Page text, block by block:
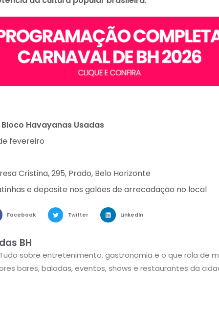
Havayanas Usadas
fevereiro
Cristina, 295, Prado, Belo Horizonte
e deposite nos galões de arrecadação no local
Facebook Twitter LinkedIn
BH
sobre entretenimento, gastronomia e o que rola de
bares, baladas, eventos, shows e restaurantes da